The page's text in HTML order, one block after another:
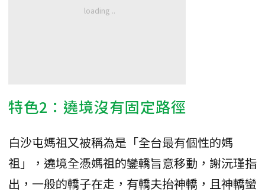
特色2：遶境沒有固定路徑
白沙屯媽祖又被稱為是「全台最有個性的媽
祖」，遶境全憑媽祖的鑾轎旨意移動，謝沅瑾指
出，一般的轎子在走，有轎夫抬神轎，且神轎蠻